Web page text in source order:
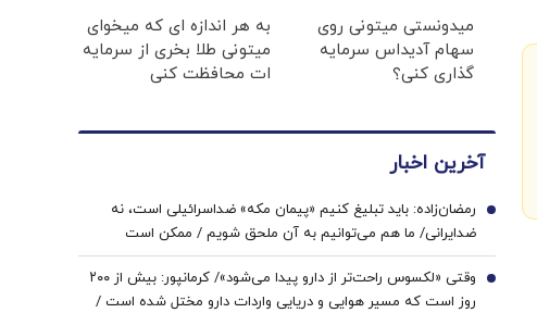
میدونستی میتونی روی
سهام آدیداس سرمایه
گذاری کنی؟
به هر اندازه ای که میخوای
میتونی طلا بخری از سرمایه
ات محافظت کنی
آخرین اخبار
رمضان‌زاده: باید تبلیغ کنیم «پیمان مکه» ضداسرائیلی است، نه
ضدایرانی/ ما هم می‌توانیم به آن ملحق شویم / ممکن است
تندروها با حضور ایران در این پیمان مخالفت کنند، اما...
1
وقتی «لکسوس راحت‌تر از دارو پیدا می‌شود»/ کرمانپور: بیش از ۲۰۰
روز است که مسیر هوایی و دریایی واردات دارو مختل شده است /
2